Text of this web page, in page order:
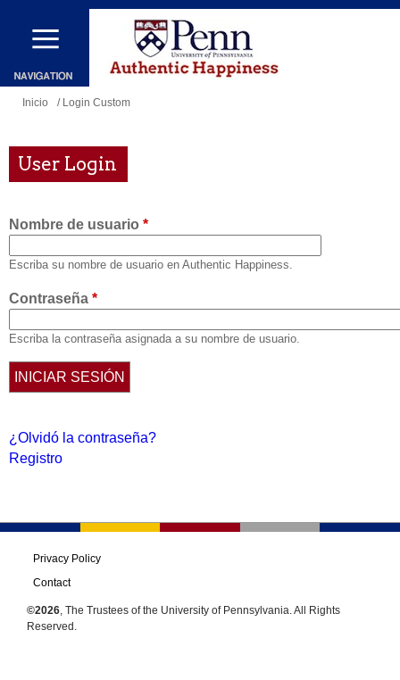
Pasar
contenido
principal
Se
usted
aquí
Inicio / Login Custom
User Login
Nombre de usuario *
Escriba su nombre de usuario en Authentic Happiness.
Contraseña *
Escriba la contraseña asignada a su nombre de usuario.
¿Olvidó la contraseña?
Registro
Privacy Policy
Contact
©2026, The Trustees of the University of Pennsylvania. All Rights
Reserved.